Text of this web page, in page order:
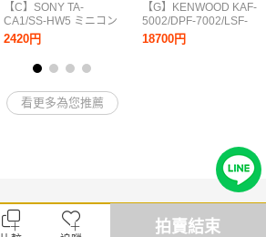
拍賣結束
【C】SONY TA-
CA1/SS-HW5 ミニコン
ポ ソニー 10000076
2420円
【G】KENWOOD KAF-
5002/DPF-7002/LSF-
555 システムコンポ ケ
ンウッド 3301512
18700円
看更多為您推薦